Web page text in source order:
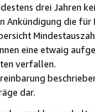
drei Jahren
Ankündigung die
eine etwaig
verfallen.
dar.